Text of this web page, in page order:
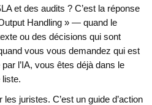
et des audits ? C’est la réponse
Handling » — quand le
ou des décisions qui sont
vous vous demandez qui est
l’IA, vous êtes déjà dans le
liste.
juristes. C’est un guide d’action